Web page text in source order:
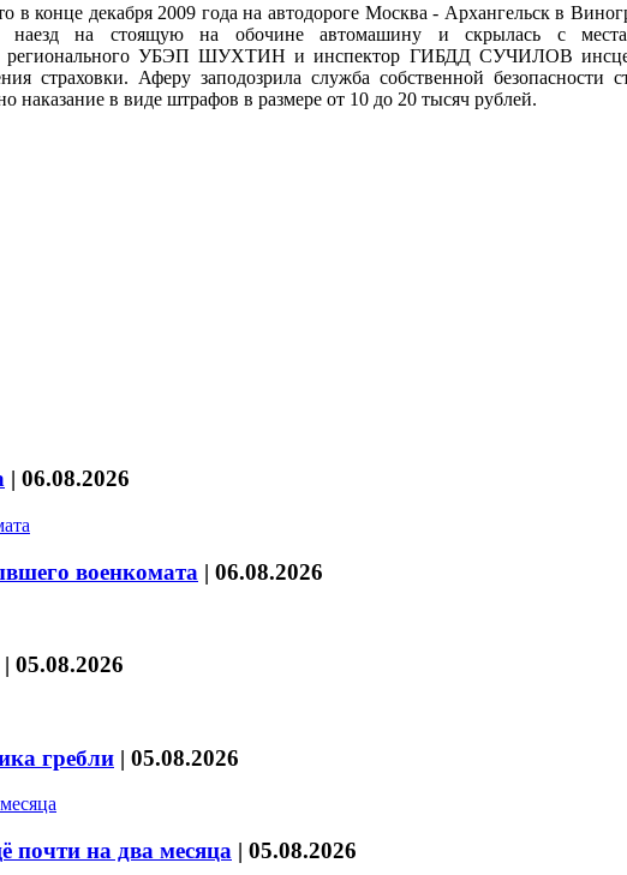
в конце декабря 2009 года на автодороге Москва - Архангельск в
наезд на стоящую на обочине автомашину и скрылась с
регионального УБЭП ШУХТИН и инспектор ГИБДД СУЧИЛОВ
страховки. Аферу заподозрила служба собственной безопасности
наказание в виде штрафов в размере от 10 до 20 тысяч рублей.
| 06.08.2026
военкомата | 06.08.2026
| 05.08.2026
гребли | 05.08.2026
почти на два месяца | 05.08.2026